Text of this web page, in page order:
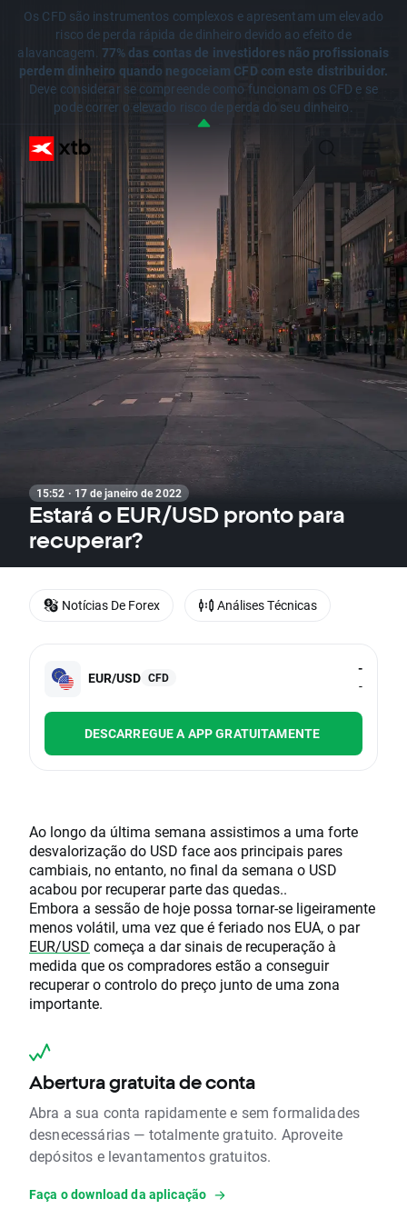
Os CFD são instrumentos complexos e apresentam um elevado
risco de perda rápida de dinheiro devido ao efeito de
alavancagem. 77% das contas de investidores não profissionais
perdem dinheiro quando negoceiam CFD com este distribuidor.
Deve considerar se compreende como funcionam os CFD e se
pode correr o elevado risco de perda do seu dinheiro.
15:52 · 17 de janeiro de 2022
Estará o EUR/USD pronto para
recuperar?
EUR/USD CFD
-
-
DESCARREGUE A APP GRATUITAMENTE
Ao longo da última semana assistimos a uma forte
desvalorização do USD face aos principais pares
cambiais, no entanto, no final da semana o USD
acabou por recuperar parte das quedas..
Embora a sessão de hoje possa tornar-se ligeiramente
menos volátil, uma vez que é feriado nos EUA, o par
EUR/USD começa a dar sinais de recuperação à
medida que os compradores estão a conseguir
recuperar o controlo do preço junto de uma zona
importante.
Abertura gratuita de conta
Abra a sua conta rapidamente e sem formalidades
desnecessárias — totalmente gratuito. Aproveite
depósitos e levantamentos gratuitos.
Faça o download da aplicação
Notícias De Forex Análises Técnicas